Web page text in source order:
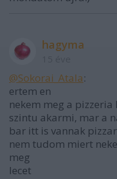
hagyma
@Sokorai_Atala:
ertem en
nekem meg a
szintu akarmi, mar a
bar itt is vannak
nem tudom miert
meg
lecet